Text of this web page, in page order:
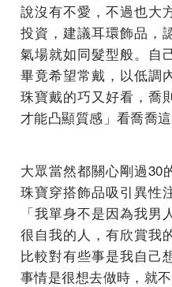
說沒有不愛，不過也大
投資，建議耳環飾品，
氣場就如同髮型般。自
畢竟希望常戴，以低調
珠寶戴的巧又好看，喬
才能凸顯質感」看喬喬
大眾當然都關心剛過30
珠寶穿搭飾品吸引異性
「我單身不是因為我
很自我的人，有欣賞我
比較對有些事是我自己
事情是很想去做時，就